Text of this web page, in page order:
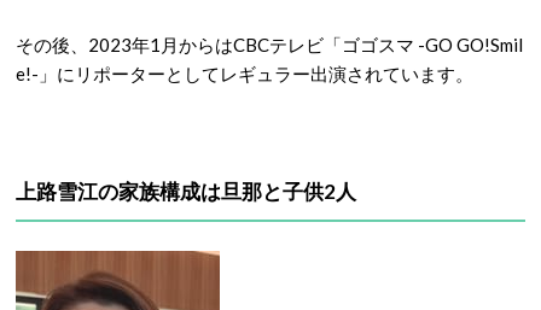
その後、2023年1月からはCBCテレビ「ゴゴスマ -GO GO!Smil
e!-」にリポーターとしてレギュラー出演されています。
上路雪江の家族構成は旦那と子供2人